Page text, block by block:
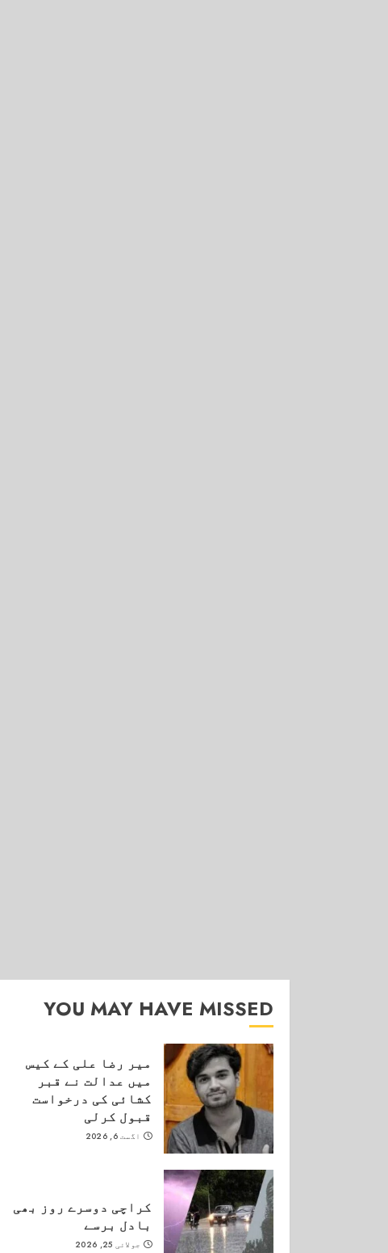
YOU MAY HAVE MISSED
میر رضا علی کے کیس
میں عدالت نے قبر
کشائی کی درخواست
قبول کرلی
اگست 6, 2026
کراچی دوسرے روز بھی
بادل برسے
جولائی 25, 2026